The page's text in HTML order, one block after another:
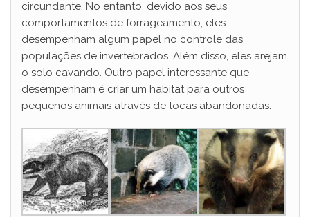
circundante. No entanto, devido aos seus
comportamentos de forrageamento, eles
desempenham algum papel no controle das
populações de invertebrados. Além disso, eles arejam
o solo cavando. Outro papel interessante que
desempenham é criar um habitat para outros
pequenos animais através de tocas abandonadas.